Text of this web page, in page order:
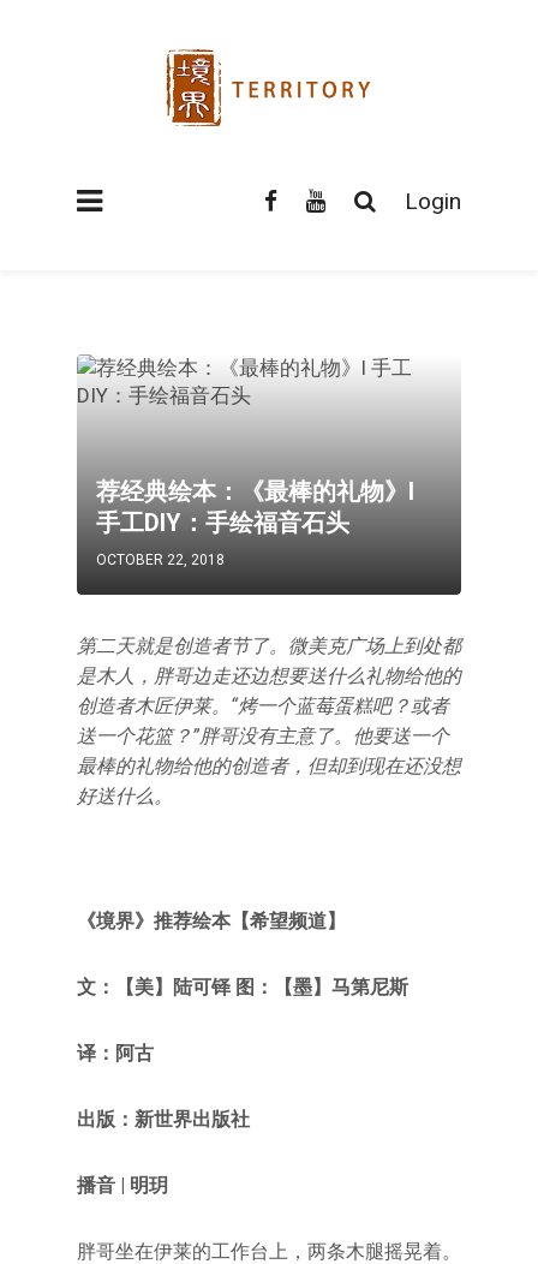
Login
荐经典绘本：《最棒的礼物》l
手工DIY：手绘福音石头
OCTOBER 22, 2018
第二天就是创造者节了。微美克广场上到处都
是木人，胖哥边走还边想要送什么礼物给他的
创造者木匠伊莱。“烤一个蓝莓蛋糕吧？或者
送一个花篮？”胖哥没有主意了。他要送一个
最棒的礼物给他的创造者，但却到现在还没想
好送什么。
《境界》推荐绘本【希望频道】
文：【美】陆可铎 图：【墨】马第尼斯
译：阿古
出版：新世界出版社
播音 | 明玥
胖哥坐在伊莱的工作台上，两条木腿摇晃着。